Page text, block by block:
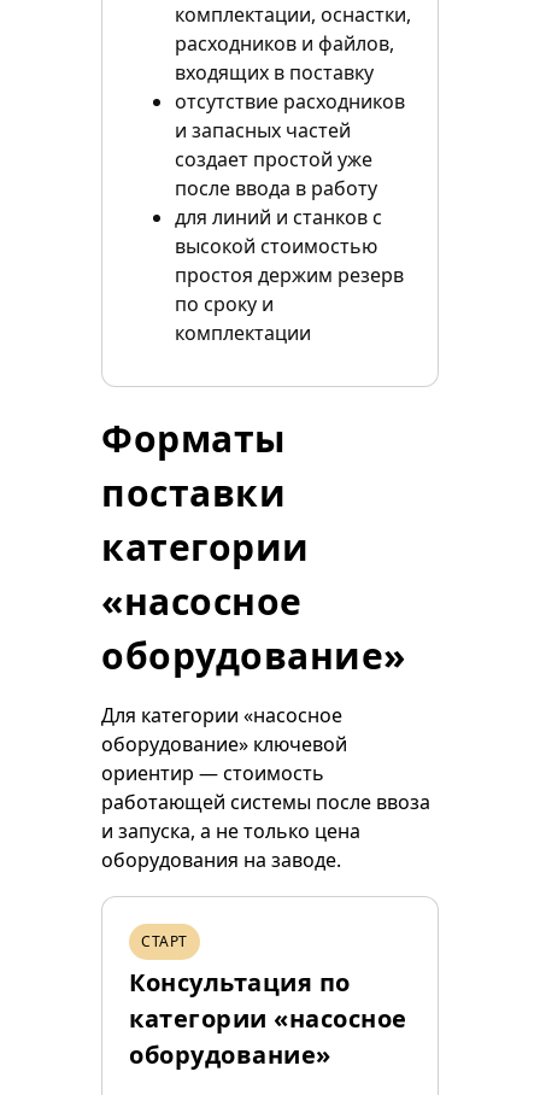
комплектации, оснастки,
расходников и файлов,
входящих в поставку
отсутствие расходников
и запасных частей
создает простой уже
после ввода в работу
для линий и станков с
высокой стоимостью
простоя держим резерв
по сроку и
комплектации
Форматы
поставки
категории
«насосное
оборудование»
Для категории «насосное
оборудование» ключевой
ориентир — стоимость
работающей системы после ввоза
и запуска, а не только цена
оборудования на заводе.
СТАРТ
Консультация по
категории «насосное
оборудование»